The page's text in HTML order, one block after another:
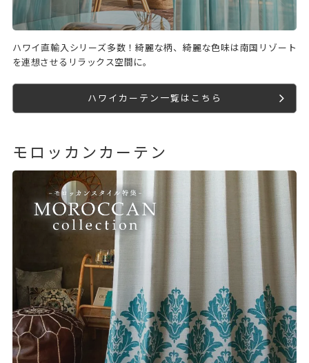
ハワイ直輸入シリーズ多数！綺麗な柄、綺麗な色味は南国リゾート
を連想させるリラックス空間に。
ハワイカーテン一覧はこちら
モロッカンカーテン